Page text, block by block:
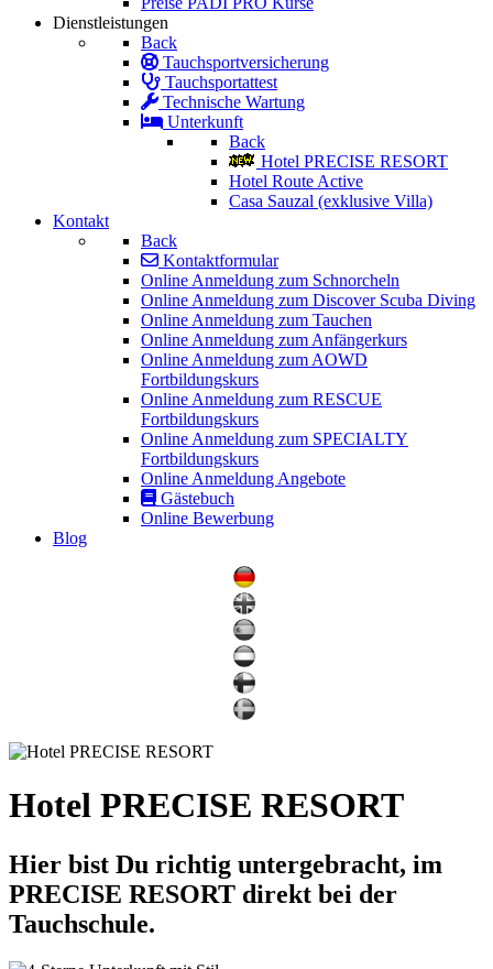
Dienstleistungen
Back
Tauchsportversicherung
Tauchsportattest
Technische Wartung
Unterkunft
Back
Hotel PRECISE RESORT
Hotel Route Active
Casa Sauzal (exklusive Villa)
Kontakt
Back
Kontaktformular
Online Anmeldung zum Schnorcheln
Online Anmeldung zum Discover Scuba Diving
Online Anmeldung zum Tauchen
Online Anmeldung zum Anfängerkurs
Online Anmeldung zum AOWD
Fortbildungskurs
Online Anmeldung zum RESCUE
Fortbildungskurs
Online Anmeldung zum SPECIALTY
Fortbildungskurs
Online Anmeldung Angebote
Gästebuch
Online Bewerbung
Blog
Hotel PRECISE RESORT
Hier bist Du richtig untergebracht, im
PRECISE RESORT direkt bei der
Tauchschule.